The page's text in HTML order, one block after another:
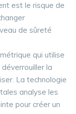
est le risque de
de sûreté
qui utilise
la
La technologie
analyse les
pour créer un